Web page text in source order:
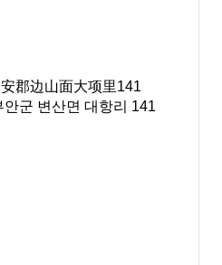
郡边山面大项里141
군 변산면 대항리 141